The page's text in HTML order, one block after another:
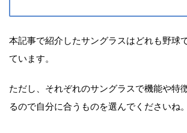
本記事で紹介したサングラスはどれも野球
ています。
ただし、それぞれのサングラスで機能や特
るので自分に合うものを選んでくださいね。